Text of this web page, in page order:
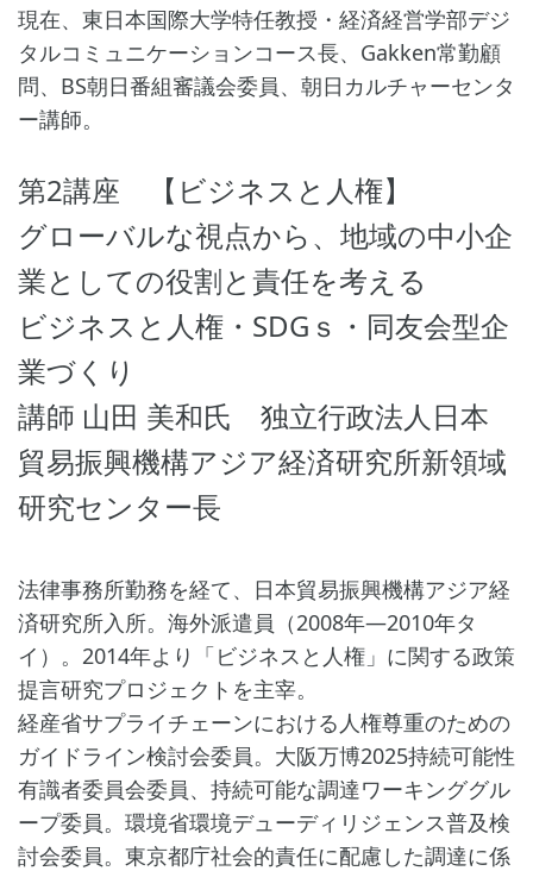
現在、東日本国際大学特任教授・経済経営学部デジ
タルコミュニケーションコース長、Gakken常勤顧
問、BS朝日番組審議会委員、朝日カルチャーセンタ
ー講師。
第2講座 【ビジネスと人権】
グローバルな視点から、地域の中小企
業としての役割と責任を考える
ビジネスと人権・SDGｓ・同友会型企
業づくり
講師 山田 美和氏 独立行政法人日本
貿易振興機構アジア経済研究所新領域
研究センター長
法律事務所勤務を経て、日本貿易振興機構アジア経
済研究所入所。海外派遣員（2008年―2010年タ
イ）。2014年より「ビジネスと人権」に関する政策
提言研究プロジェクトを主宰。
経産省サプライチェーンにおける人権尊重のための
ガイドライン検討会委員。大阪万博2025持続可能性
有識者委員会委員、持続可能な調達ワーキンググル
ープ委員。環境省環境デューディリジェンス普及検
討会委員。東京都庁社会的責任に配慮した調達に係